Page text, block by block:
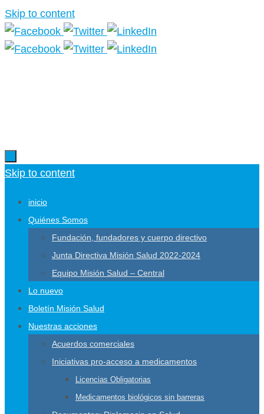
Skip to content
Skip to content
inicio
Quiénes Somos
Fundación, fundadores y cuerpo directivo
Junta Directiva Misión Salud 2022-2024
Equipo Misión Salud – Central
Lo nuevo
Boletín Misión Salud
Nuestras acciones
Acuerdos comerciales
Iniciativas pro-acceso a medicamentos
Licencias Obligatorias
Medicamentos biológicos sin barreras
Más información.